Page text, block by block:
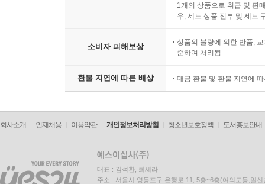
1개의 상품으로 취급 및 판
우, 세트 상품 전부 및 세트
소비자 피해보상
상품의 불량에 의한 반품,
준하여 처리됨
환불 지연에 따른 배상 대금 환불 및 환불 지연에
회사소개 인재채용 이용약관 개인정보처리방침 청소년보호정책 도서홍보안내
대표 : 김석환, 최세라
주소 : 서울시 영등포구 은행로 11, 5층~6층(여의도동,일신